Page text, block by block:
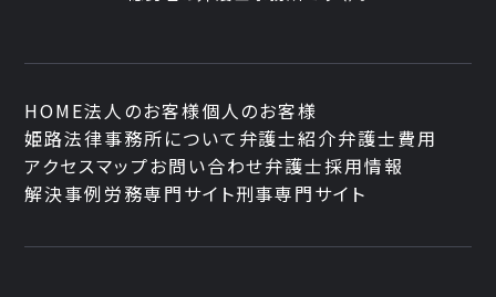
HOME法人のお客様個人のお客様
姫路法律事務所について 弁護士紹介弁護士費用
アクセスマップお問い合わせ弁護士採用情報
解決事例労務専門サイト刑事専門サイト